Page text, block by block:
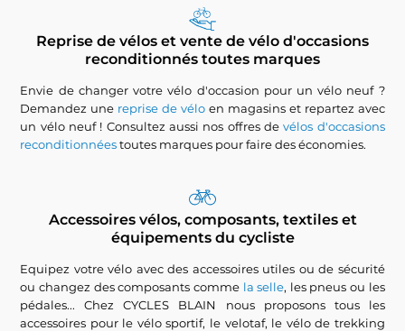
Reprise de vélos et vente de vélo d'occasions
reconditionnés toutes marques
Envie de changer votre vélo d'occasion pour un vélo neuf ?
Demandez une reprise de vélo en magasins et repartez avec
un vélo neuf ! Consultez aussi nos offres devélos d'occasions
reconditionnéestoutes marques pour faire des économies.
Accessoires vélos, composants, textiles et
équipements du cycliste
Equipez votre vélo avec des accessoires utiles ou de sécurité
ou changez des composants comme la selle, les pneus ou les
pédales... Chez CYCLES BLAIN nous proposons tous les
accessoires pour le vélo sportif, le velotaf, le vélo de trekking